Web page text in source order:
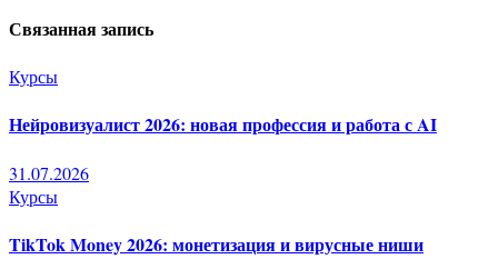
записям
Связанная запись
Курсы
Нейровизуалист 2026: новая профессия и работа с AI
31.07.2026
Курсы
TikTok Money 2026: монетизация и вирусные ниши